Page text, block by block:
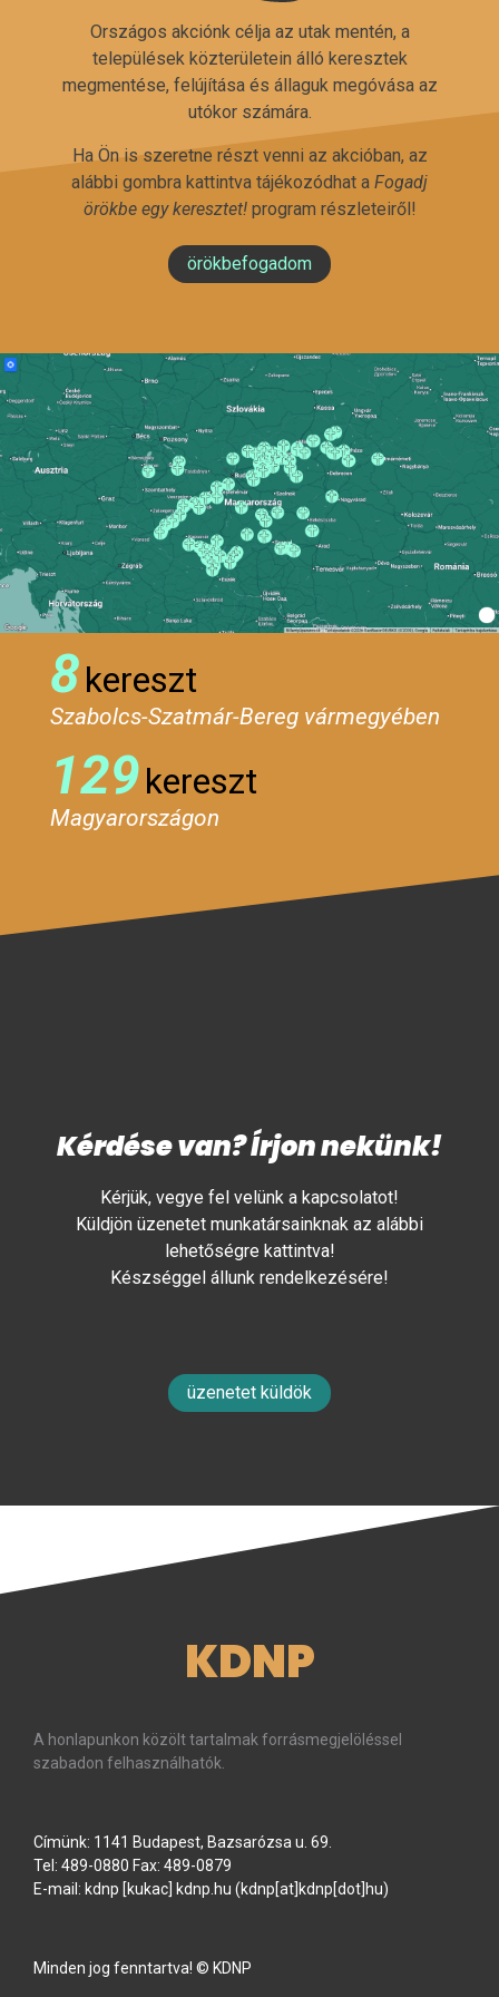
Országos akciónk célja az utak mentén, a
települések közterületein álló keresztek
megmentése, felújítása és állaguk megóvása az
utókor számára.
Ha Ön is szeretne részt venni az akcióban, az
alábbi gombra kattintva tájékozódhat a Fogadj
örökbe egy keresztet!program részleteiről!
örökbefogadom
8kereszt
Szabolcs-Szatmár-Bereg vármegyében
129kereszt
Magyarországon
Kérdése van? Írjon nekünk!
Kérjük, vegye fel velünk a kapcsolatot!
Küldjön üzenetet munkatársainknak az alábbi
lehetőségre kattintva!
Készséggel állunk rendelkezésére!
üzenetet küldök
KDNP
A honlapunkon közölt tartalmak forrásmegjelöléssel
szabadon felhasználhatók.
Címünk: 1141 Budapest, Bazsarózsa u. 69.
Tel: 489-0880 Fax: 489-0879
E-mail: kdnp [kukac] kdnp.hu (kdnp[at]kdnp[dot]hu)
Minden jog fenntartva! © KDNP